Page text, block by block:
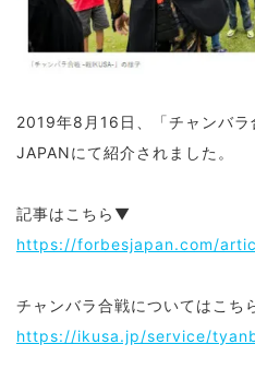
2019年8月16日、「チャンバ
JAPANにて紹介されました。
記事はこちら▼
https://forbesjapan.com/
チャンバラ合戦についてはこち
https://ikusa.jp/service/